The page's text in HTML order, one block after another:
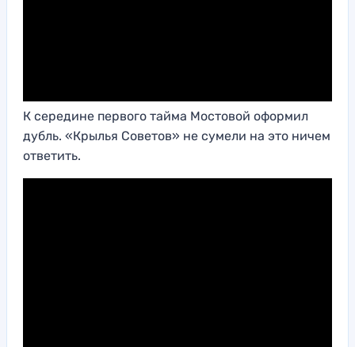
К середине первого тайма Мостовой оформил
дубль. «Крылья Советов» не сумели на это ничем
ответить.